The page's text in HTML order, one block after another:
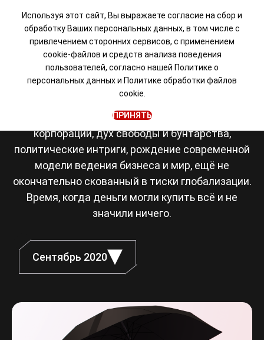
Визуальная новелла в
сеттинге Японии 80-х
музыки, становление транснациональных
корпораций, дух свободы и бунтарства,
политические интриги, рождение современной
модели ведения бизнеса и мир, ещё не
окончательно скованный в тиски глобализации.
Время, когда деньги могли купить всё и не
значили ничего.
Сентябрь 2020
Используя этот сайт, Вы выражаете согласие на сбор и
обработку Ваших персональных данных, в том числе с
привлечением сторонних сервисов, с применением
cookie-файлов и средств анализа поведения
пользователей, согласно нашей Политике о
персональных данныхи Политике обработки файлов
cookie.
ПРИНЯТЬ